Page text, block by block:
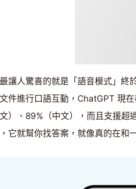
讓人驚喜的就是「語音模式」終
件進行口語互動，ChatGPT 現
文）、89%（中文），而且支援
它就幫你找答案，就像真的在和